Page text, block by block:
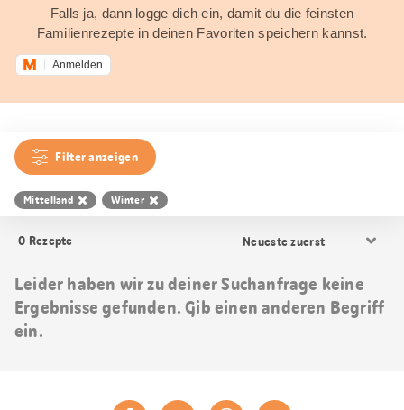
Falls ja, dann logge dich ein, damit du die feinsten
Familienrezepte in deinen Favoriten speichern kannst.
Anmelden
Filter anzeigen
Mittelland Winter
0 Rezepte
Sortierung
Leider haben wir zu deiner Suchanfrage keine
Ergebnisse gefunden. Gib einen anderen Begriff
ein.